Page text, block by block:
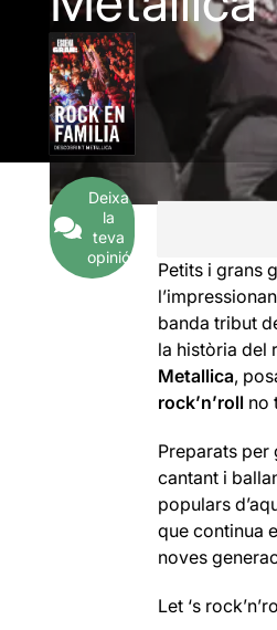
Deixa
la
teva
opinió
Petits i grans
banda tribut
la història
Metallica,
rock’n’roll no
Preparats per
cantant i
populars
que continua
noves
Let ‘s